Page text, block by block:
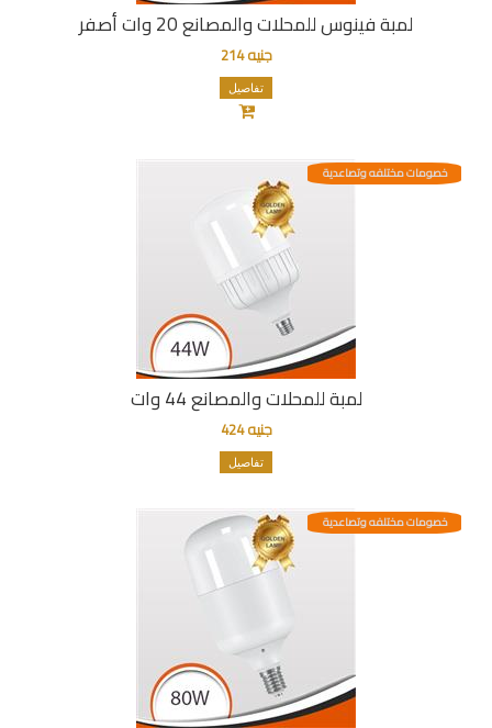
لمبة فينوس للمحلات والمصانع 20 وات أصفر
جنيه 214
تفاصيل
لمبة للمحلات والمصانع 44 وات
خصومات مختلفه وتصاعدية
جنيه 424
تفاصيل
خصومات مختلفه وتصاعدية